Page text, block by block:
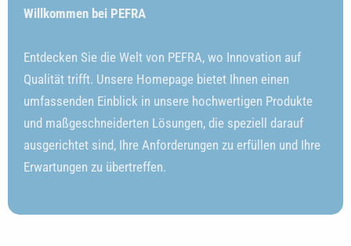
Willkommen bei PEFRA
Entdecken Sie die Welt von PEFRA, wo Innovation auf
Qualität trifft. Unsere Homepage bietet Ihnen einen
umfassenden Einblick in unsere hochwertigen Produkte
und maßgeschneiderten Lösungen, die speziell darauf
ausgerichtet sind, Ihre Anforderungen zu erfüllen und Ihre
Erwartungen zu übertreffen.